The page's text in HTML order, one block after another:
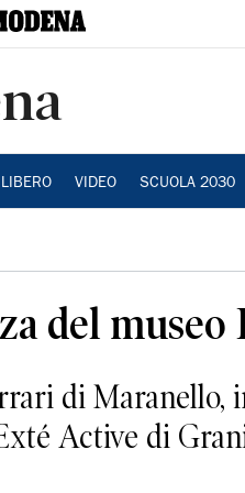
VIDEO SCUOLA 2030
del museo
di Maranello,
Active di